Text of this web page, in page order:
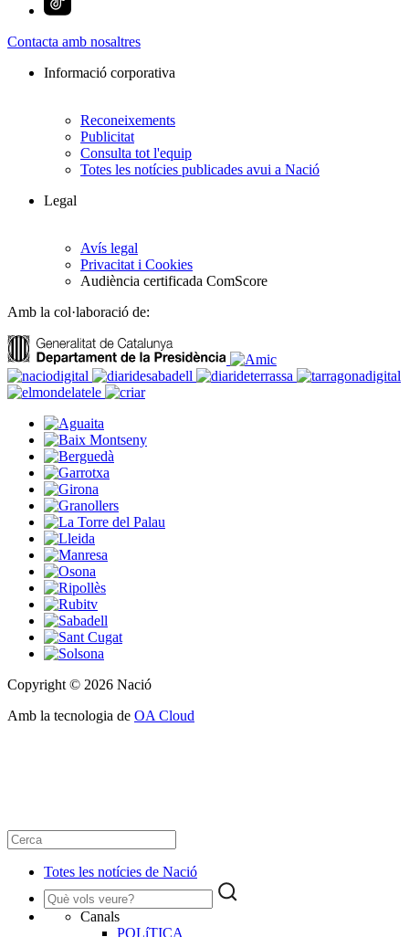
Contacta amb nosaltres
Informació corporativa
Reconeixements
Publicitat
Consulta tot l'equip
Totes les notícies publicades avui a Nació
Legal
Avís legal
Privacitat i Cookies
Audiència certificada ComScore
Amb la col·laboració de:
Copyright © 2026 Nació
Amb la tecnologia de OA Cloud
Totes les notícies de Nació
Canals
POLíTICA